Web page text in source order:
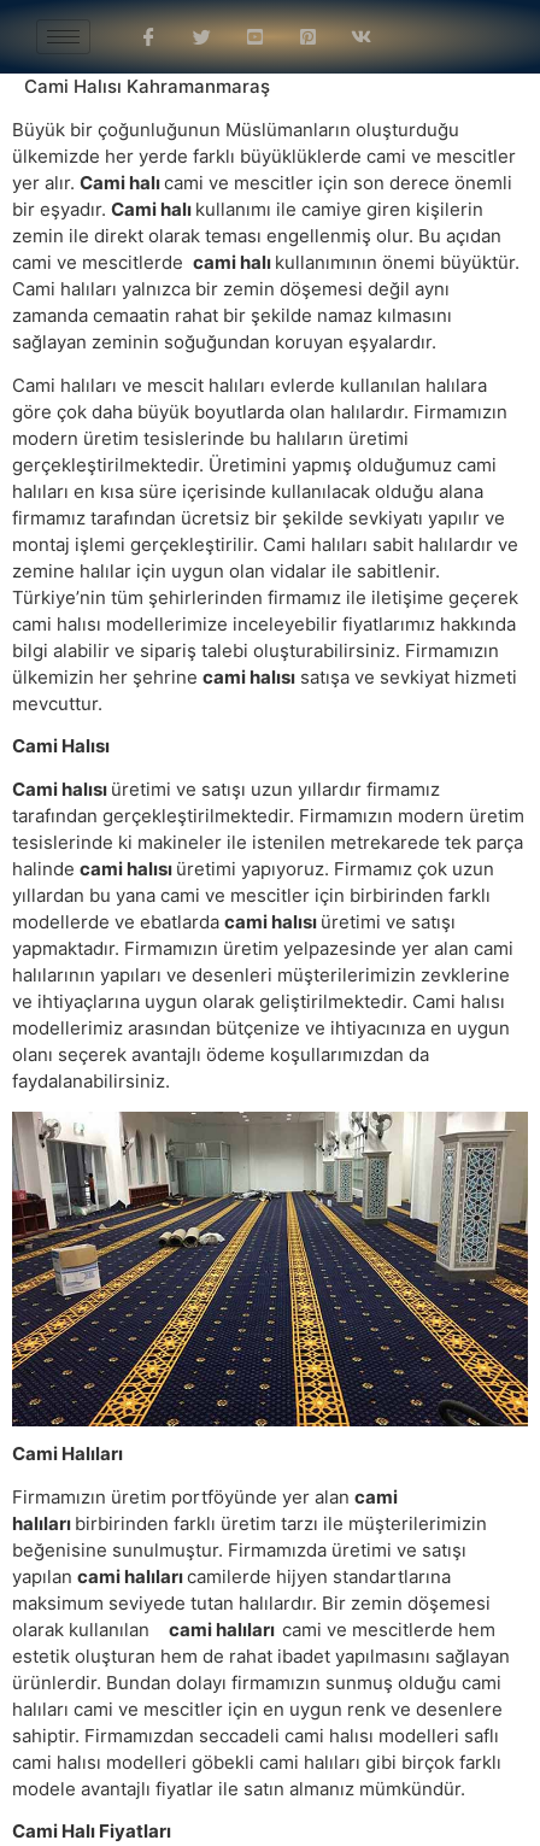
Cami Halısı Kahramanmaraş
Büyük bir çoğunluğunun Müslümanların oluşturduğu
ülkemizde her yerde farklı büyüklüklerde cami ve mescitler
yer alır. Cami halıcami ve mescitler için son derece önemli
bir eşyadır. Cami halı kullanımı ile camiye giren kişilerin
zemin ile direkt olarak teması engellenmiş olur. Bu açıdan
cami ve mescitlerde cami halı kullanımının önemi büyüktür.
Cami halıları yalnızca bir zemin döşemesi değil aynı
zamanda cemaatin rahat bir şekilde namaz kılmasını
sağlayan zeminin soğuğundan koruyan eşyalardır.
Cami halıları ve mescit halıları evlerde kullanılan halılara
göre çok daha büyük boyutlarda olan halılardır. Firmamızın
modern üretim tesislerinde bu halıların üretimi
gerçekleştirilmektedir. Üretimini yapmış olduğumuz cami
halıları en kısa süre içerisinde kullanılacak olduğu alana
firmamız tarafından ücretsiz bir şekilde sevkiyatı yapılır ve
montaj işlemi gerçekleştirilir. Cami halıları sabit halılardır ve
zemine halılar için uygun olan vidalar ile sabitlenir.
Türkiye’nin tüm şehirlerinden firmamız ile iletişime geçerek
cami halısı modellerimize inceleyebilir fiyatlarımız hakkında
bilgi alabilir ve sipariş talebi oluşturabilirsiniz. Firmamızın
ülkemizin her şehrine cami halısı satışa ve sevkiyat hizmeti
mevcuttur.
Cami Halısı
Cami halısı üretimi ve satışı uzun yıllardır firmamız
tarafından gerçekleştirilmektedir. Firmamızın modern üretim
tesislerinde ki makineler ile istenilen metrekarede tek parça
halinde cami halısı üretimi yapıyoruz. Firmamız çok uzun
yıllardan bu yana cami ve mescitler için birbirinden farklı
modellerde ve ebatlarda cami halısı üretimi ve satışı
yapmaktadır. Firmamızın üretim yelpazesinde yer alan cami
halılarının yapıları ve desenleri müşterilerimizin zevklerine
ve ihtiyaçlarına uygun olarak geliştirilmektedir. Cami halısı
modellerimiz arasından bütçenize ve ihtiyacınıza en uygun
olanı seçerek avantajlı ödeme koşullarımızdan da
faydalanabilirsiniz.
Cami Halıları
Firmamızın üretim portföyünde yer alan cami
halıları birbirinden farklı üretim tarzı ile müşterilerimizin
beğenisine sunulmuştur. Firmamızda üretimi ve satışı
yapılan cami halılarıcamilerde hijyen standartlarına
maksimum seviyede tutan halılardır. Bir zemin döşemesi
olarak kullanılan cami halıları cami ve mescitlerde hem
estetik oluşturan hem de rahat ibadet yapılmasını sağlayan
ürünlerdir. Bundan dolayı firmamızın sunmuş olduğu cami
halıları cami ve mescitler için en uygun renk ve desenlere
sahiptir. Firmamızdan seccadeli cami halısı modelleri saflı
cami halısı modelleri göbekli cami halıları gibi birçok farklı
modele avantajlı fiyatlar ile satın almanız mümkündür.
Cami Halı Fiyatları